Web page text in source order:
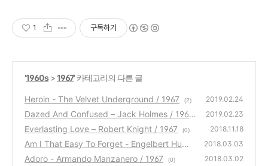
1 구독하기
'1960s>1967' 카테고리의 다른 글
Heroin - The Velvet Underground / 1967 (2) 2019.02.24
Dazed And Confused – Jack Holmes / 1967
(0)
2019.02.23
Everlasting Love – Robert Knight / 1967 (0) 2018.11.18
Am I That Easy To Forget - Engelbert Hump
erdinck / 1967
(0)
2018.03.03
Adoro - Armando Manzanero / 1967 (0) 2018.03.02